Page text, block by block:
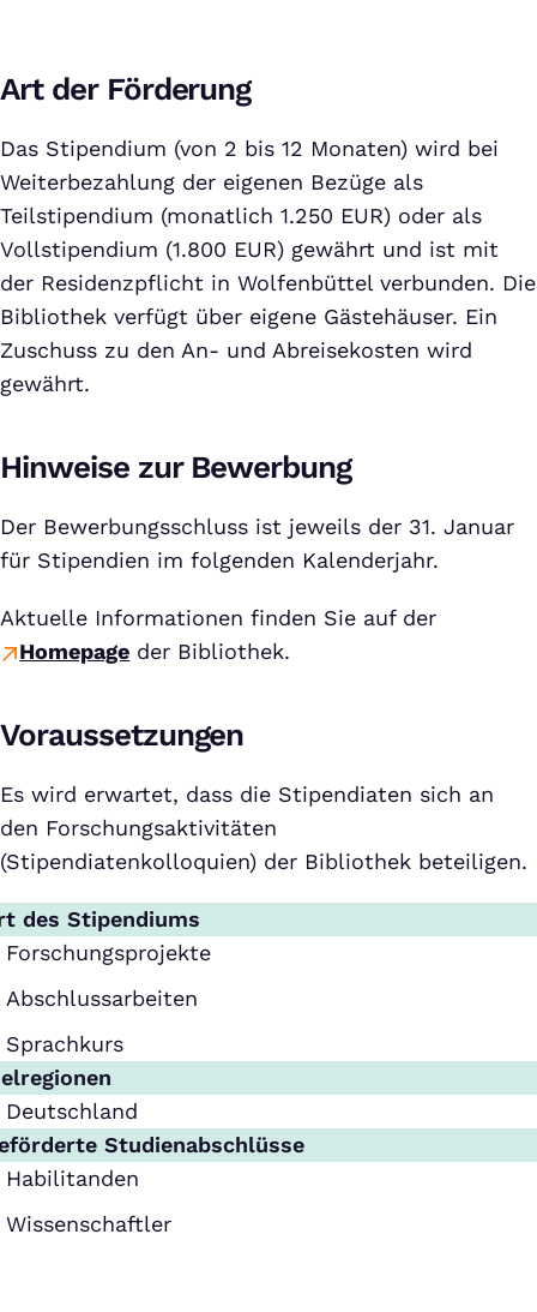
Art der Förderung
Das Stipendium (von 2 bis 12 Monaten) wird bei
Weiterbezahlung der eigenen Bezüge als
Teilstipendium (monatlich 1.250 EUR) oder als
Vollstipendium (1.800 EUR) gewährt und ist mit
der Residenzpflicht in Wolfenbüttel verbunden. Die
Bibliothek verfügt über eigene Gästehäuser. Ein
Zuschuss zu den An- und Abreisekosten wird
gewährt.
Hinweise zur Bewerbung
Der Bewerbungsschluss ist jeweils der 31. Januar
für Stipendien im folgenden Kalenderjahr.
Aktuelle Informationen finden Sie auf der
Homepage der Bibliothek.
Voraussetzungen
Es wird erwartet, dass die Stipendiaten sich an
den Forschungsaktivitäten
(Stipendiatenkolloquien) der Bibliothek beteiligen.
des Stipendiums
Forschungsprojekte
Abschlussarbeiten
Sprachkurs
Deutschland
Studienabschlüsse
Habilitanden
Wissenschaftler